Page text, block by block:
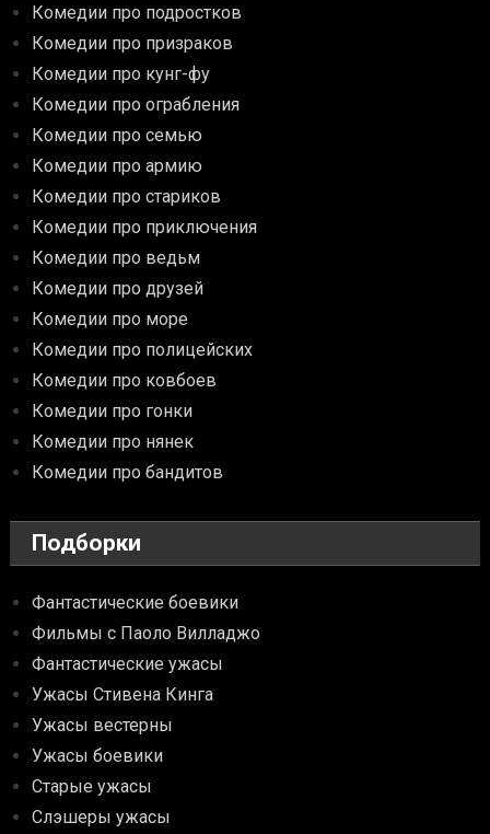
Комедии про подростков
Комедии про призраков
Комедии про кунг-фу
Комедии про ограбления
Комедии про семью
Комедии про армию
Комедии про стариков
Комедии про приключения
Комедии про ведьм
Комедии про друзей
Комедии про море
Комедии про полицейских
Комедии про ковбоев
Комедии про гонки
Комедии про нянек
Комедии про бандитов
Подборки
Фантастические боевики
Фильмы с Паоло Вилладжо
Фантастические ужасы
Ужасы Стивена Кинга
Ужасы вестерны
Ужасы боевики
Старые ужасы
Слэшеры ужасы